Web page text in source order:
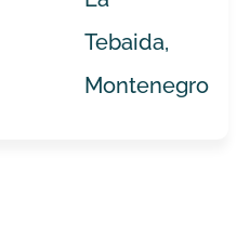
Tebaida,
Montenegro